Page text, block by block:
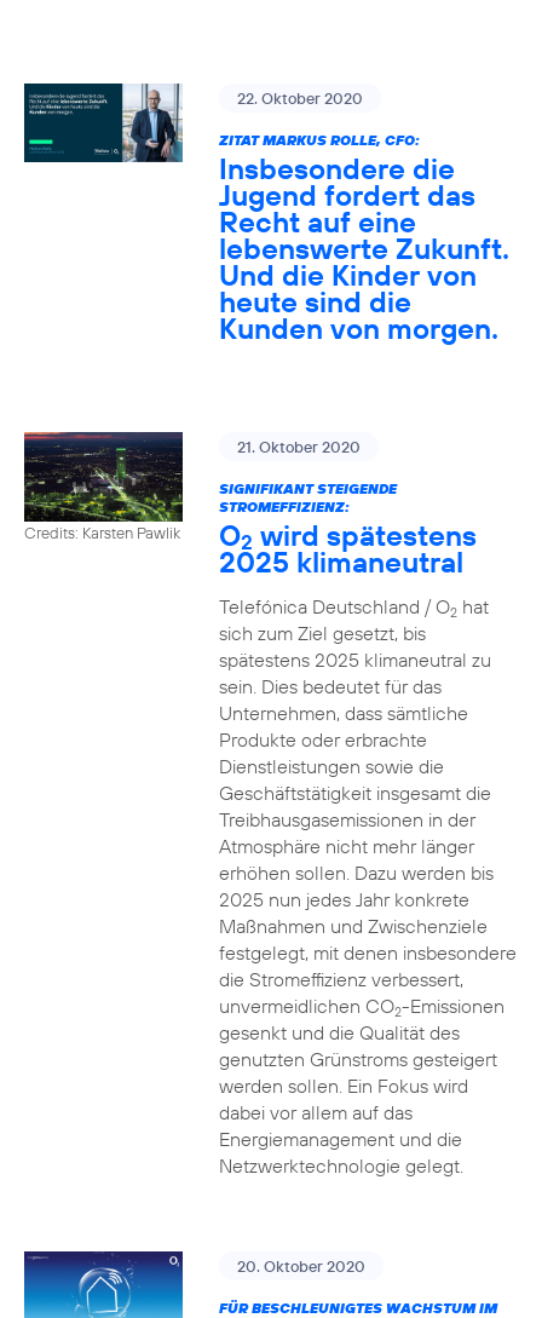
22. Oktober 2020
ZITAT MARKUS ROLLE, CFO:
Insbesondere die
Jugend fordert das
Recht auf eine
lebenswerte Zukunft.
Und die Kinder von
heute sind die
Kunden von morgen.
Credits: Karsten Pawlik
21. Oktober 2020
SIGNIFIKANT STEIGENDE
STROMEFFIZIENZ:
O2 wird spätestens
2025 klimaneutral
Telefónica Deutschland / O2hat
sich zum Ziel gesetzt, bis
spätestens 2025 klimaneutral zu
sein. Dies bedeutet für das
Unternehmen, dass sämtliche
Produkte oder erbrachte
Dienstleistungen sowie die
Geschäftstätigkeit insgesamt die
Treibhausgasemissionen in der
Atmosphäre nicht mehr länger
erhöhen sollen. Dazu werden bis
2025 nun jedes Jahr konkrete
Maßnahmen und Zwischenziele
festgelegt, mit denen insbesondere
die Stromeffizienz verbessert,
unvermeidlichen CO2-Emissionen
gesenkt und die Qualität des
genutzten Grünstroms gesteigert
werden sollen. Ein Fokus wird
dabei vor allem auf das
Energiemanagement und die
Netzwerktechnologie gelegt.
20. Oktober 2020
FÜR BESCHLEUNIGTES WACHSTUM IM